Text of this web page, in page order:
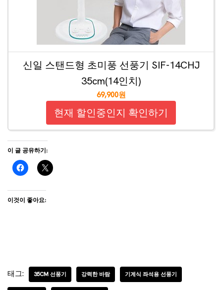
신일 스탠드형 초미풍 선풍기 SIF-14CHJ
35cm(14인치)
69,900원
현재 할인중인지 확인하기
이 글 공유하기:
이것이 좋아요:
태그: 35CM 선풍기 강력한 바람 기계식 좌석용 선풍기